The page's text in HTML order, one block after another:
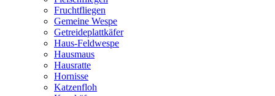
Fruchtfliegen
Gemeine Wespe
Getreideplattkäfer
Haus-Feldwespe
Hausmaus
Hausratte
Hornisse
Katzenfloh